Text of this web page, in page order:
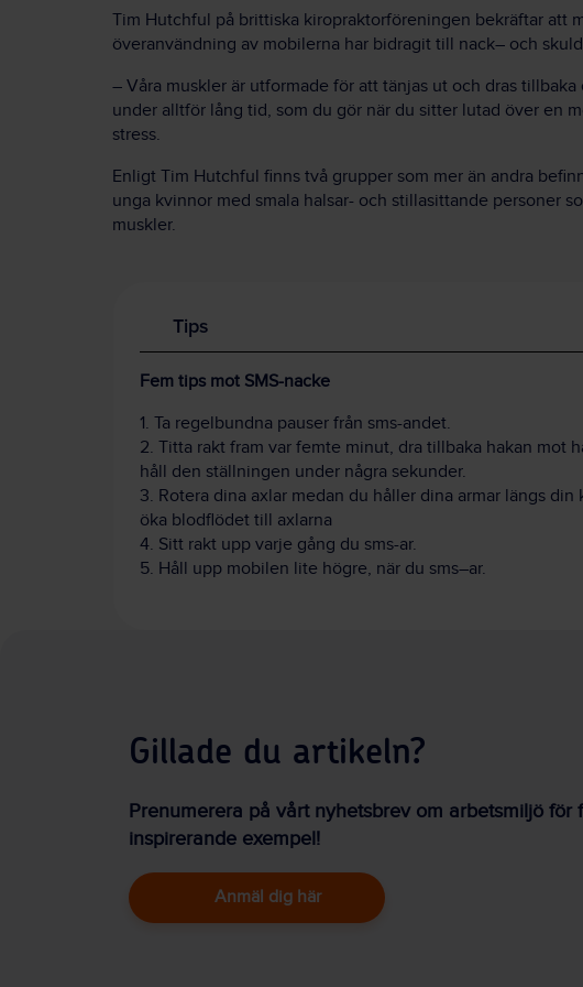
Tim Hutchful på brittiska kiropraktorföreningen bekräftar att
överanvändning av mobilerna har bidragit till nack– och
– Våra muskler är utformade för att tänjas ut och dras
under alltför lång tid, som du gör när du sitter lutad över en
stress.
Enligt Tim Hutchful finns två grupper som mer än andra
unga kvinnor med smala halsar- och stillasittande personer
muskler.
Tips
Fem tips mot SMS-nacke
1. Ta regelbundna pauser från sms-andet.
2. Titta rakt fram var femte minut, dra tillbaka hakan mot
håll den ställningen under några sekunder.
3. Rotera dina axlar medan du håller dina armar längs din
öka blodflödet till axlarna
4. Sitt rakt upp varje gång du sms-ar.
5. Håll upp mobilen lite högre, när du sms–ar.
Gillade du artikeln?
Prenumerera på vårt nyhetsbrev om arbetsmiljö för
inspirerande exempel!
Anmäl dig här